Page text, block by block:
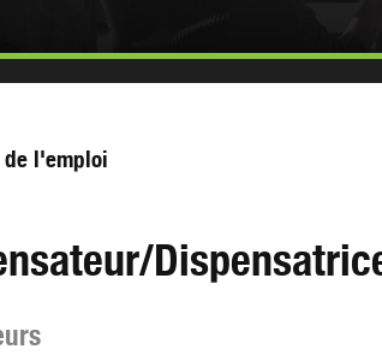
de l'emploi